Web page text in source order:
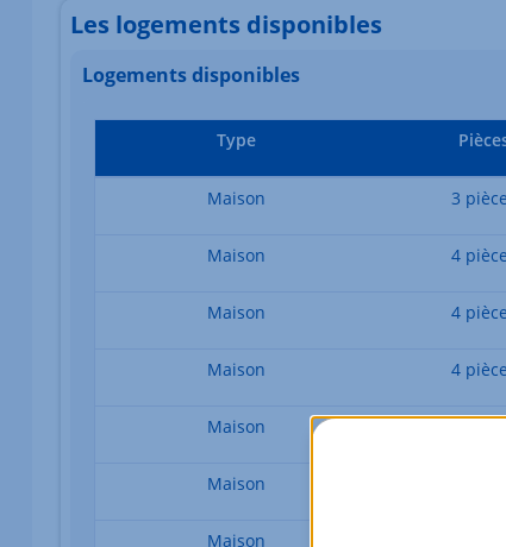
Les logements disponibles
Logements disponibles
Type
Maison 3
Maison 4
Maison 4
Maison 4
Maison
Maison
Maison